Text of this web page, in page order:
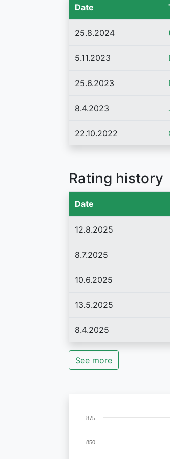
Date
25.8.2024
5.11.2023
25.6.2023
8.4.2023
22.10.2022
Rating history
Date
12.8.2025
8.7.2025
10.6.2025
13.5.2025
8.4.2025
See more
850
875